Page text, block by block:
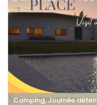
Camping, Journée